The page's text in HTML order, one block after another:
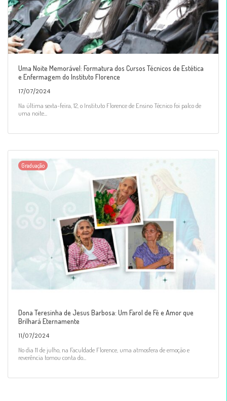
Uma Noite Memorável: Formatura dos Cursos Técnicos de Estética
e Enfermagem do Instituto Florence
17/07/2024
Na última sexta-feira, 12, o Instituto Florence de Ensino Técnico foi palco de
uma noite...
Graduação
Dona Teresinha de Jesus Barbosa: Um Farol de Fé e Amor que
Brilhará Eternamente
11/07/2024
No dia 11 de julho, na Faculdade Florence, uma atmosfera de emoção e
reverência tomou conta do...